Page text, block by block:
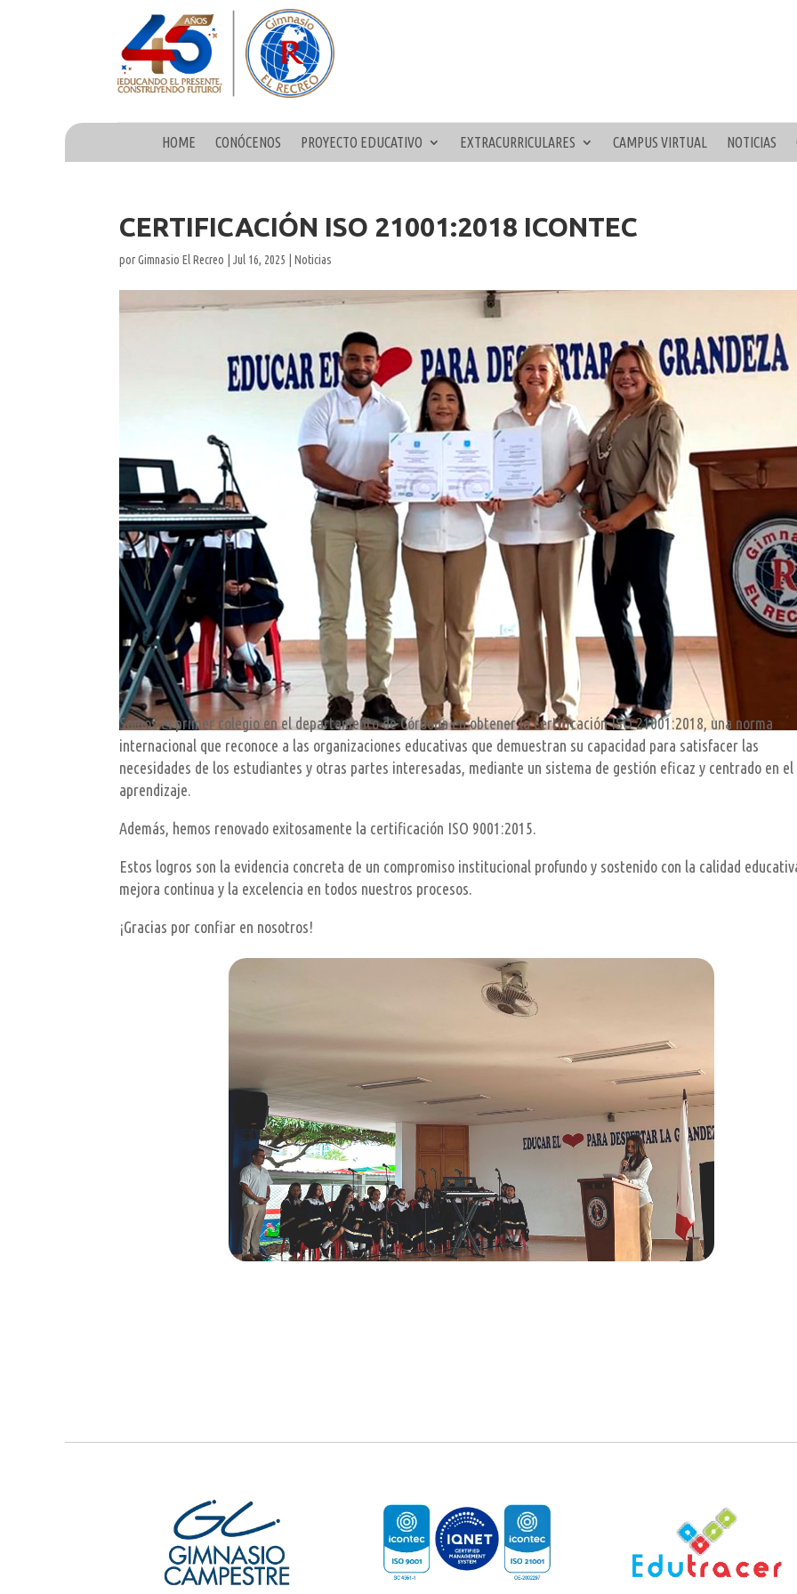
HOME CONÓCENOS PROYECTO EDUCATIVO EXTRACURRICULARES CAMPUS VIRTUAL NOTICIAS
CERTIFICACIÓN ISO 21001:2018 ICONTEC
porGimnasio El Recreo |Jul 16, 2025 |Noticias
Somos el primer colegio en el departamento de Córdoba en obtener la certificación ISO 21001:2018, una norma
internacional que reconoce a las organizaciones educativas que demuestran su capacidad para satisfacer las
necesidades de los estudiantes y otras partes interesadas, mediante un sistema de gestión eficaz y centrado en el
aprendizaje.
Además, hemos renovado exitosamente la certificación ISO 9001:2015.
Estos logros son la evidencia concreta de un compromiso institucional profundo y sostenido con la calidad
mejora continua y la excelencia en todos nuestros procesos.
¡Gracias por confiar en nosotros!